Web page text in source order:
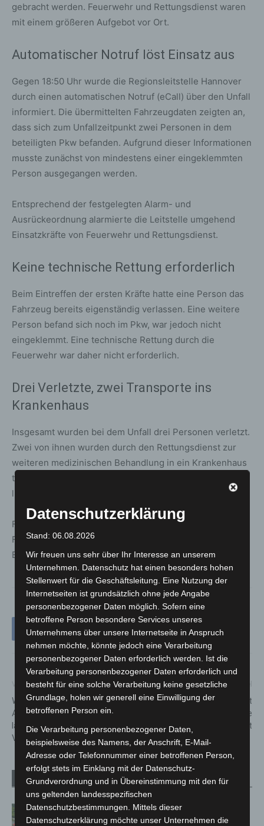
gebracht werden. Feuerwehr und Rettungsdienst waren
mit einem größeren Aufgebot vor Ort.
Automatischer Notruf löst Einsatz aus
Gegen 18:50 Uhr wurde die Regionsleitstelle Hannover
durch einen automatischen Notruf (eCall) über den Unfall
informiert. Die übermittelten Fahrzeugdaten zeigten an,
dass sich zum Unfallzeitpunkt zwei Personen in dem
beteiligten Pkw befanden. Aufgrund dieser Informationen
musste zunächst von mindestens einer eingeklemmten
Person ausgegangen werden.
Entsprechend der festgelegten Alarm- und
Ausrückeordnung alarmierte die Leitstelle umgehend
Einsatzkräfte von Feuerwehr und Rettungsdienst.
Keine technische Rettung erforderlich
Beim Eintreffen der ersten Kräfte hatte eine Person das
Fahrzeug bereits eigenständig verlassen. Eine weitere
Person befand sich noch im Pkw, war jedoch nicht
eingeklemmt. Eine technische Rettung durch die
Feuerwehr war daher nicht erforderlich.
Drei Verletzte, zwei Transporte ins
Krankenhaus
Insgesamt wurden bei dem Unfall drei Personen verletzt.
Zwei von ihnen wurden durch den Rettungsdienst zur
weiteren medizinischen Behandlung in ein Krankenhaus
transportiert. Zu Art und Schwere der Verletzungen
liegen derzeit keine weiteren Angaben vor.
Feuerwehr und Rettungsdienst waren mit insgesamt 11
Fahrzeugen und 32 Einsatzkräften im Einsatz. Weitere
Ermittlungen zum genauen Unfallhergang dauern an.
Vorheriger Artikel
Wunderwelt heimische
Amphibien: NABU und VHS
laden zu faszinierendem
Vortrag ein
Nächster Artikel
Feuerwehr Kolenfeld startet
ins Jubiläumsjahr: 100 Jahre
Einsatz für die Gemeinschaft
Verwandte Artikel Mehr vom Autor
Region Hannover: 21 neue
Notfallsanitäter starten beim Roten
Datenschutzerklärung
Stand: 06.08.2026
Wir freuen uns sehr über Ihr Interesse an unserem
Unternehmen. Datenschutz hat einen besonders hohen
Stellenwert für die Geschäftsleitung. Eine Nutzung der
Internetseiten ist grundsätzlich ohne jede Angabe
personenbezogener Daten möglich. Sofern eine
betroffene Person besondere Services unseres
Unternehmens über unsere Internetseite in Anspruch
nehmen möchte, könnte jedoch eine Verarbeitung
personenbezogener Daten erforderlich werden. Ist die
Verarbeitung personenbezogener Daten erforderlich und
besteht für eine solche Verarbeitung keine gesetzliche
Grundlage, holen wir generell eine Einwilligung der
betroffenen Person ein.
Die Verarbeitung personenbezogener Daten,
beispielsweise des Namens, der Anschrift, E-Mail-
Adresse oder Telefonnummer einer betroffenen Person,
erfolgt stets im Einklang mit der Datenschutz-
Grundverordnung und in Übereinstimmung mit den für
uns geltenden landesspezifischen
Datenschutzbestimmungen. Mittels dieser
Datenschutzerklärung möchte unser Unternehmen die